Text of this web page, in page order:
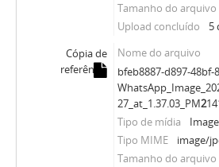
Tamanho do arquivo
Upload concluído
5
Cópia de
referência
Nome do arquivo
bfeb8887-d897-48bf-
27_at_1.37.03_PM2
Tipo de mídia
Tipo MIME
image/
Tamanho do arquivo